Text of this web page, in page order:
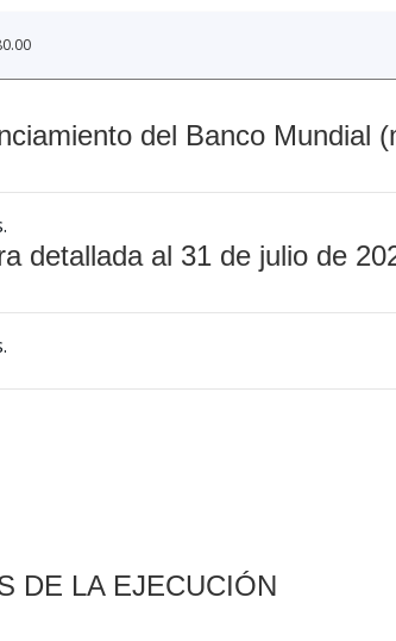
del Banco Mundial
detallada al 31 de julio de
DE LA EJECUCIÓN